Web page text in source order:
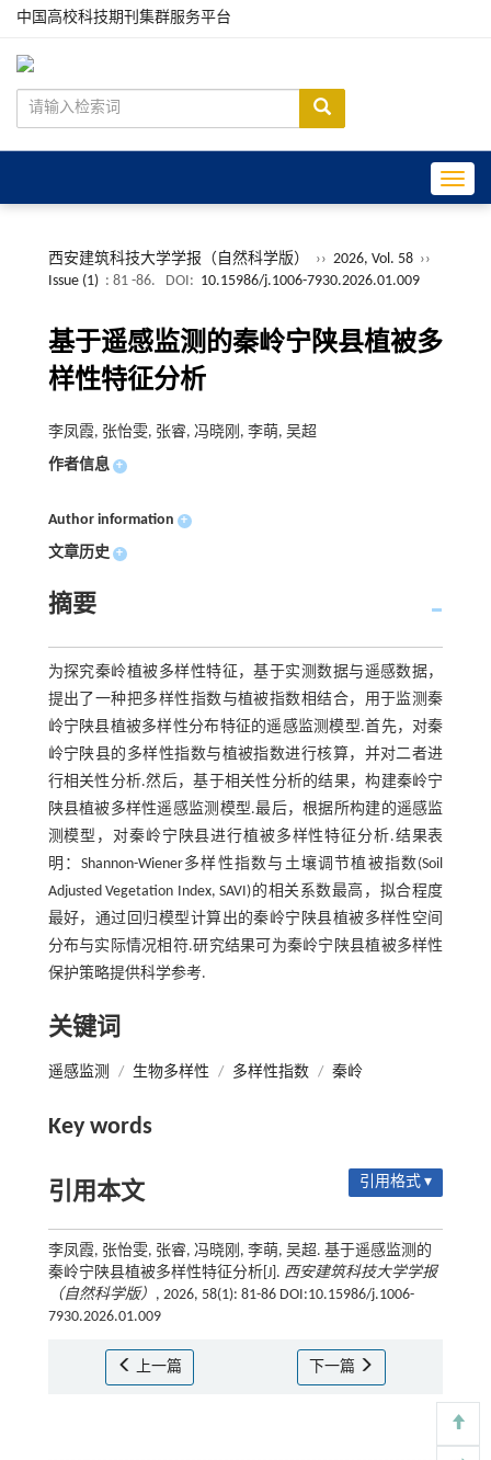
中国高校科技期刊集群服务平台
西安建筑科技大学学报（自然科学版） ›› 2026, Vol. 58 ››
Issue (1) : 81 -86. DOI: 10.15986/j.1006-7930.2026.01.009
基于遥感监测的秦岭宁陕县植被多
样性特征分析
李凤霞, 张怡雯, 张睿, 冯晓刚, 李萌, 吴超
作者信息 +
Author information +
文章历史 +
摘要
为探究秦岭植被多样性特征，基于实测数据与遥感数据，
提出了一种把多样性指数与植被指数相结合，用于监测秦
岭宁陕县植被多样性分布特征的遥感监测模型.首先，对秦
岭宁陕县的多样性指数与植被指数进行核算，并对二者进
行相关性分析.然后，基于相关性分析的结果，构建秦岭宁
陕县植被多样性遥感监测模型.最后，根据所构建的遥感监
测模型，对秦岭宁陕县进行植被多样性特征分析.结果表
明：Shannon-Wiener多样性指数与土壤调节植被指数(Soil
Adjusted Vegetation Index, SAVI)的相关系数最高，拟合程度
最好，通过回归模型计算出的秦岭宁陕县植被多样性空间
分布与实际情况相符.研究结果可为秦岭宁陕县植被多样性
保护策略提供科学参考.
关键词
遥感监测 / 生物多样性 / 多样性指数 / 秦岭
Key words
引用本文 引用格式 ▾
李凤霞, 张怡雯, 张睿, 冯晓刚, 李萌, 吴超. 基于遥感监测的
秦岭宁陕县植被多样性特征分析[J]. 西安建筑科技大学学报
（自然科学版） , 2026, 58(1): 81-86 DOI:10.15986/j.1006-
7930.2026.01.009
上一篇 下一篇